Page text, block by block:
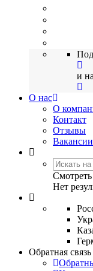
и
О нас
О
Контакт
Отзывы
Вакансии
Смотреть
Нет
Обратная связь